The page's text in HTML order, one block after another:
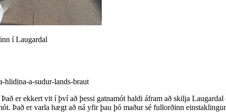
í Laugardal
hlidina-a-sudur-lands-braut
er ekkert vit í því að þessi gatnamót haldi áfram að skilja
Það er varla hægt að ná yfir þau þó maður sé fullorðinn